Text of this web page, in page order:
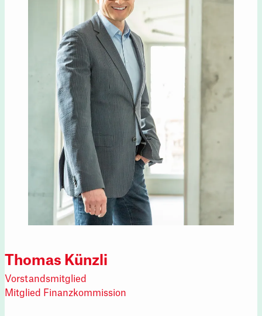
Thomas Künzli
Vorstandsmitglied
Mitglied Finanzkommission